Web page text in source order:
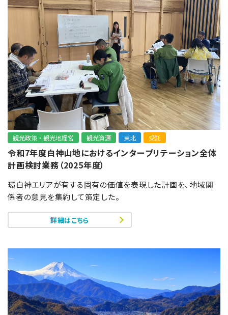
観光政策・観光地経営 観光資源 東北 受託
令和7年度白神山地におけるインタープリテーション全体
計画検討業務（2025年度）
環白神エリアが有する固有の価値を表現した計画を、地域関
係者の意見を集約して策定した。
詳細はこちら